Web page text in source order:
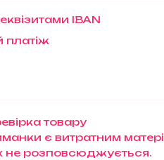
IBAN
платіж
товару
є витратним
не розповсюджується.